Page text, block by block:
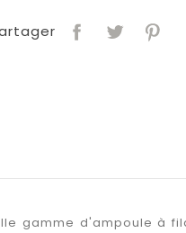
gamme d'ampoule à